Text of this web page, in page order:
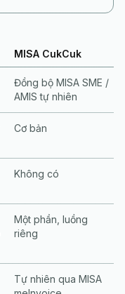
MISA CukCuk
Đồng bộ MISA SME /
AMIS tự nhiên
Cơ bản
Không có
Một phần, luồng
riêng
Tự nhiên qua MISA